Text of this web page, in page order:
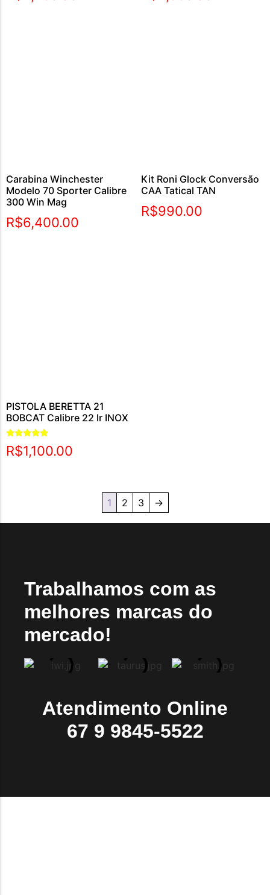
Carabina Winchester
Modelo 70 Sporter Calibre
300 Win Mag
R$6,400.00
Kit Roni Glock Conversão
CAA Tatical TAN
R$990.00
PISTOLA BERETTA 21
BOBCAT Calibre 22 lr INOX
Avaliação
5.00
R$1,100.00
1 2 3 →
Trabalhamos com as
melhores marcas do
mercado!
Atendimento Online
67 9 9845-5522